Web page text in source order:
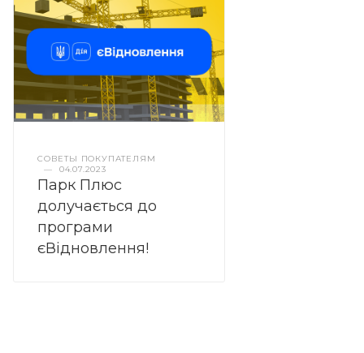
СОВЕТЫ ПОКУПАТЕЛЯМ
—
04.07.2023
Парк Плюс
долучається до
програми
єВідновлення!